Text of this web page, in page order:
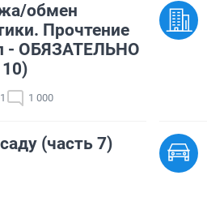
обмен
Прочтение
- ОБЯЗАТЕЛЬНО
1 000
(часть 7)